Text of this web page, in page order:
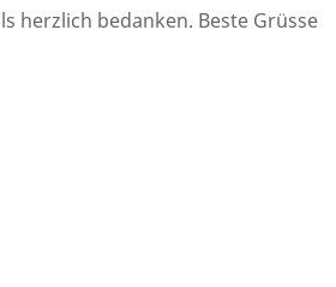
herzlich bedanken. Beste Grüsse